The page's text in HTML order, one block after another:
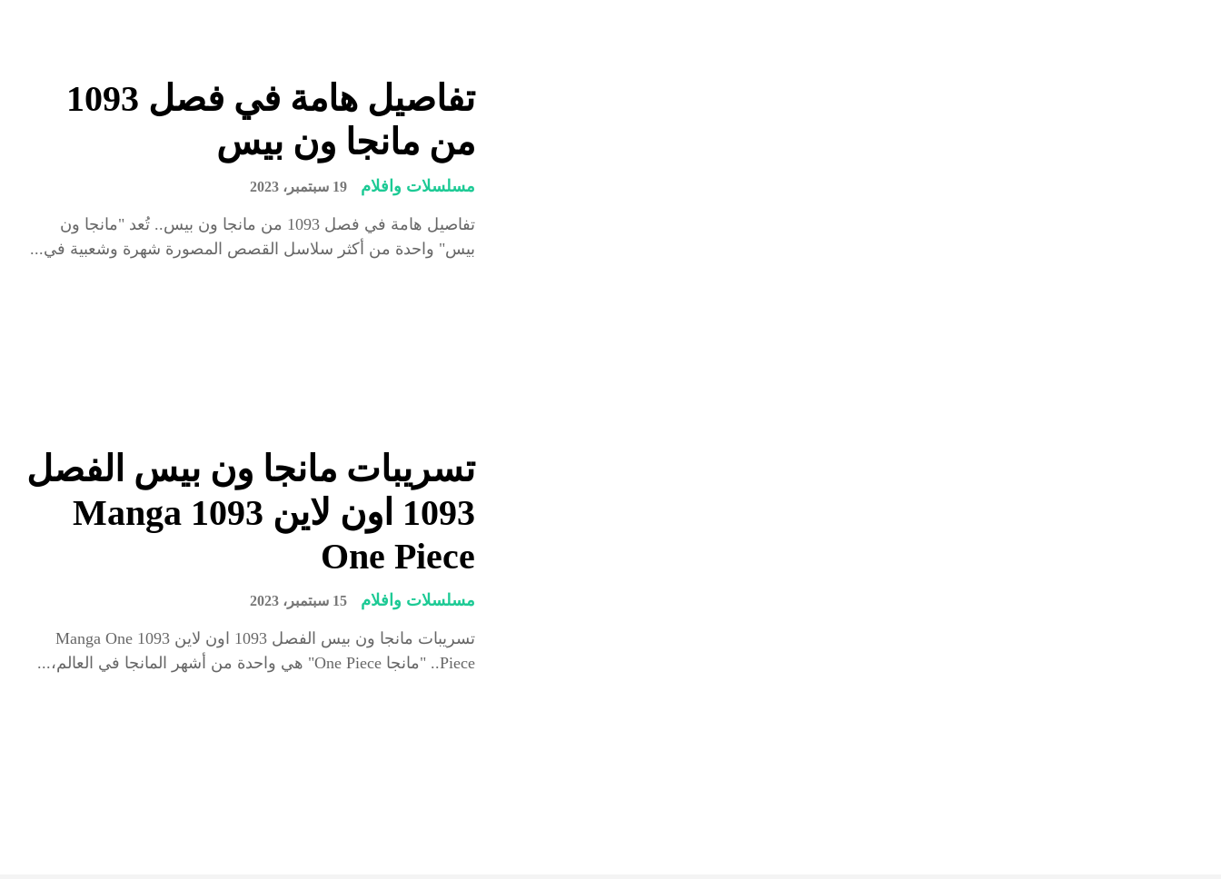
تفاصيل هامة في فصل 1093
من مانجا ون بيس
مسلسلات وافلام 19 سبتمبر، 2023
تفاصيل هامة في فصل 1093 من مانجا ون بيس.. تُعد "مانجا ون
بيس" واحدة من أكثر سلاسل القصص المصورة شهرة وشعبية في...
تسريبات مانجا ون بيس الفصل
1093 اون لاين 1093 Manga
One Piece
مسلسلات وافلام 15 سبتمبر، 2023
تسريبات مانجا ون بيس الفصل 1093 اون لاين 1093 Manga One
Piece.. "مانجا One Piece" هي واحدة من أشهر المانجا في العالم،...